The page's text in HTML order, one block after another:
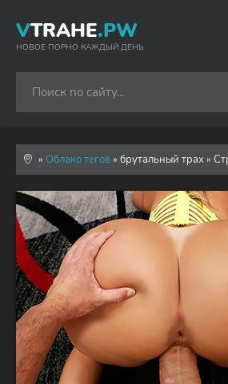
VTRAHE.PW
НОВОЕ ПОРНО КАЖДЫЙ ДЕНЬ
» Облако тегов» брутальный трах »